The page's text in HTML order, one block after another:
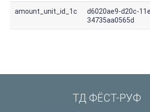
amount_unit_id_1c
d6020ae9-d20c-
34735aa0565d
ТД ФЁСТ-РУФ